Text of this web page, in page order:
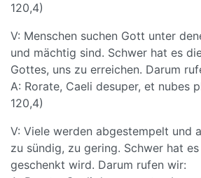
120,4)
V: Menschen suchen Gott unter
und mächtig sind. Schwer hat es
Gottes, uns zu erreichen. Darum
A: Rorate, Caeli desuper, et nubes
120,4)
V: Viele werden abgestempelt und
zu sündig, zu gering. Schwer hat
geschenkt wird. Darum rufen wir: